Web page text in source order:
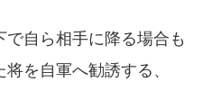
自ら相手に降る場合も
を自軍へ勧誘する、